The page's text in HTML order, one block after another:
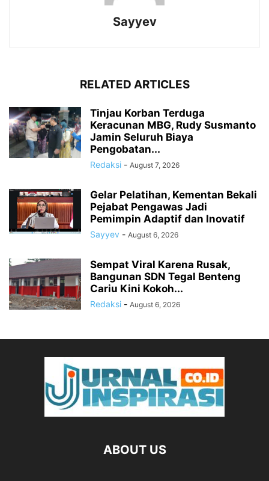
Sayyev
RELATED ARTICLES
Tinjau Korban Terduga
Keracunan MBG, Rudy Susmanto
Jamin Seluruh Biaya
Pengobatan...
Redaksi - August 7, 2026
Gelar Pelatihan, Kementan Bekali
Pejabat Pengawas Jadi
Pemimpin Adaptif dan Inovatif
Sayyev - August 6, 2026
Sempat Viral Karena Rusak,
Bangunan SDN Tegal Benteng
Cariu Kini Kokoh...
Redaksi - August 6, 2026
ABOUT US